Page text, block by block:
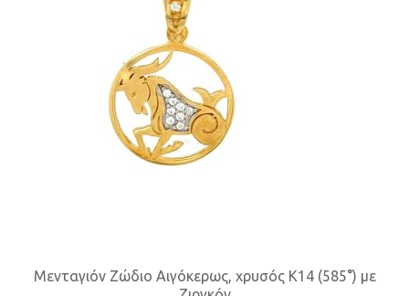
Μενταγιόν Ζώδιο Αιγόκερως, χρυσός K14 (585°) με